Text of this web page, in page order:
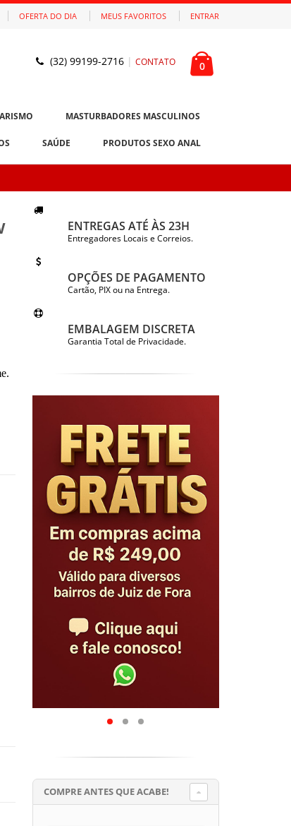
OFERTA DO DIA MEUS FAVORITOS ENTRAR
(32) 99199-2716 | CONTATO 0
MASTURBADORES MASCULINOS
SAÚDE PRODUTOS SEXO ANAL
ENTREGAS ATÉ ÀS 23H
Entregadores Locais e Correios.
OPÇÕES DE PAGAMENTO
Cartão, PIX ou na Entrega.
EMBALAGEM DISCRETA
Garantia Total de Privacidade.
COMPRE ANTES QUE ACABE!